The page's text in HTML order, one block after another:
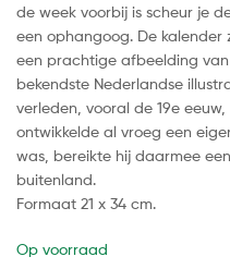
de week voorbij is scheur je
een ophangoog. De
een prachtige afbeelding van
bekendste Nederlandse
verleden, vooral de 19e
ontwikkelde al vroeg een
was, bereikte hij daarmee
buitenland.
Formaat 21 x 34 cm.
Op voorraad